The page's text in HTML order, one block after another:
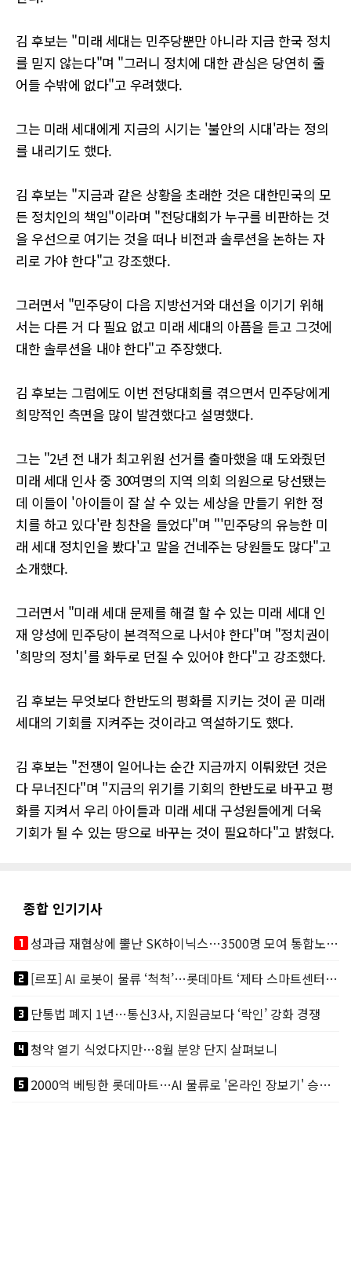
김 후보는 "미래 세대는 민주당뿐만 아니라 지금 한국 정치
를 믿지 않는다"며 "그러니 정치에 대한 관심은 당연히 줄
어들 수밖에 없다"고 우려했다.
그는 미래 세대에게 지금의 시기는 '불안의 시대'라는 정의
를 내리기도 했다.
김 후보는 "지금과 같은 상황을 초래한 것은 대한민국의 모
든 정치인의 책임"이라며 "전당대회가 누구를 비판하는 것
을 우선으로 여기는 것을 떠나 비전과 솔루션을 논하는 자
리로 가야 한다"고 강조했다.
그러면서 "민주당이 다음 지방선거와 대선을 이기기 위해
서는 다른 거 다 필요 없고 미래 세대의 아픔을 듣고 그것에
대한 솔루션을 내야 한다"고 주장했다.
김 후보는 그럼에도 이번 전당대회를 겪으면서 민주당에게
희망적인 측면을 많이 발견했다고 설명했다.
그는 "2년 전 내가 최고위원 선거를 출마했을 때 도와줬던
미래 세대 인사 중 30여명의 지역 의회 의원으로 당선됐는
데 이들이 '아이들이 잘 살 수 있는 세상을 만들기 위한 정
치를 하고 있다'란 칭찬을 들었다"며 "'민주당의 유능한 미
래 세대 정치인을 봤다'고 말을 건네주는 당원들도 많다"고
소개했다.
그러면서 "미래 세대 문제를 해결 할 수 있는 미래 세대 인
재 양성에 민주당이 본격적으로 나서야 한다"며 "정치권이
'희망의 정치'를 화두로 던질 수 있어야 한다"고 강조했다.
김 후보는 무엇보다 한반도의 평화를 지키는 것이 곧 미래
세대의 기회를 지켜주는 것이라고 역설하기도 했다.
김 후보는 "전쟁이 일어나는 순간 지금까지 이뤄왔던 것은
다 무너진다"며 "지금의 위기를 기회의 한반도로 바꾸고 평
화를 지켜서 우리 아이들과 미래 세대 구성원들에게 더욱
기회가 될 수 있는 땅으로 바꾸는 것이 필요하다"고 밝혔다.
종합 인기기사
looks_one
성과급 재협상에 뿔난 SK하이닉스…3500명 모여 통합노조 띄운다
looks_two
[르포] AI 로봇이 물류 ‘척척’…롯데마트 ‘제타 스마트센터’ 가보니
looks_3단통법 폐지 1년…통신3사, 지원금보다 ‘락인’ 강화 경쟁
looks_4청약 열기 식었다지만…8월 분양 단지 살펴보니
looks_5
2000억 베팅한 롯데마트…AI 물류로 '온라인 장보기' 승부수